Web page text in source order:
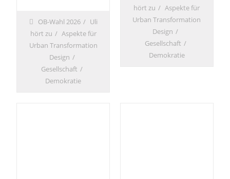
OB-Wahl 2026
Uli
hört zu
Aspekte für
Urban Transformation
Design
Gesellschaft
Demokratie
hört zu
Aspekte für
Urban Transformation
Design
Gesellschaft
Demokratie